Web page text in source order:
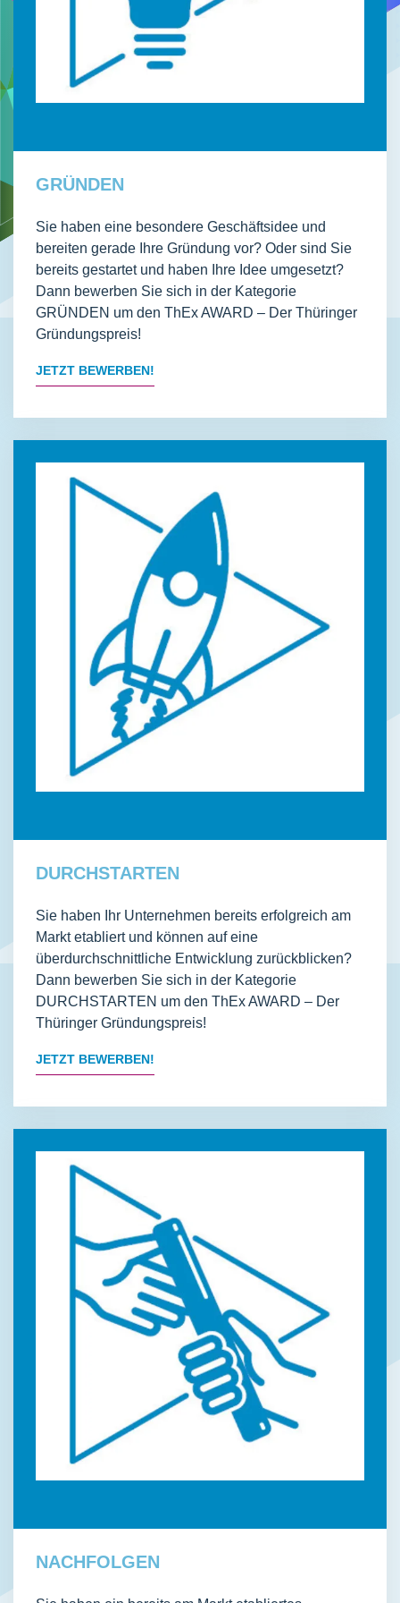
GRÜNDEN
Sie haben eine besondere Geschäftsidee und
bereiten gerade Ihre Gründung vor? Oder sind Sie
bereits gestartet und haben Ihre Idee umgesetzt?
Dann bewerben Sie sich in der Kategorie
GRÜNDEN um den ThEx AWARD – Der Thüringer
Gründungspreis!
JETZT BEWERBEN!
DURCHSTARTEN
Sie haben Ihr Unternehmen bereits erfolgreich am
Markt etabliert und können auf eine
überdurchschnittliche Entwicklung zurückblicken?
Dann bewerben Sie sich in der Kategorie
DURCHSTARTEN um den ThEx AWARD – Der
Thüringer Gründungspreis!
JETZT BEWERBEN!
NACHFOLGEN